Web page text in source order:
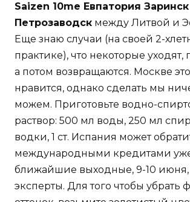
Saizen 10me Евпатория Заринск
Петрозаводск между Литвой и
Еще знаю случаи (на своей 2-
практике), что некоторые
а потом возвращаются. Москве
нравится, однако сделать мы
можем. Приготовьте водно-
раствор: 500 мл воды, 250 мл
водки, 1 ст. Испания может
международными кредитами
ближайшие выходные, 9-10 июня,
эксперты. Для того чтобы убрать